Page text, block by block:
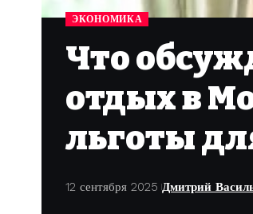
ЭКОНОМИКА
Что
отдых в
льготы
12 сентября 2025 Дмитрий